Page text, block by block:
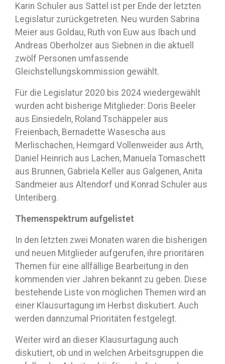
Karin Schuler aus Sattel ist per Ende der letzten
Legislatur zurückgetreten. Neu wurden Sabrina
Meier aus Goldau, Ruth von Euw aus Ibach und
Andreas Oberholzer aus Siebnen in die aktuell
zwölf Personen umfassende
Gleichstellungskommission gewählt.
Für die Legislatur 2020 bis 2024 wiedergewählt
wurden acht bisherige Mitglieder: Doris Beeler
aus Einsiedeln, Roland Tschäppeler aus
Freienbach, Bernadette Wasescha aus
Merlischachen, Heimgard Vollenweider aus Arth,
Daniel Heinrich aus Lachen, Manuela Tomaschett
aus Brunnen, Gabriela Keller aus Galgenen, Anita
Sandmeier aus Altendorf und Konrad Schuler aus
Unteriberg.
Themenspektrum aufgelistet
In den letzten zwei Monaten waren die bisherigen
und neuen Mitglieder aufgerufen, ihre prioritären
Themen für eine allfällige Bearbeitung in den
kommenden vier Jahren bekannt zu geben. Diese
bestehende Liste von möglichen Themen wird an
einer Klausurtagung im Herbst diskutiert. Auch
werden dannzumal Prioritäten festgelegt.
Weiter wird an dieser Klausurtagung auch
diskutiert, ob und in welchen Arbeitsgruppen die